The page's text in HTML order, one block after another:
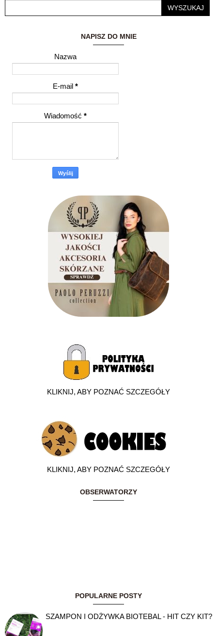
NAPISZ DO MNIE
Nazwa
E-mail *
Wiadomość *
KLIKNIJ, ABY POZNAĆ SZCZEGÓŁY
KLIKNIJ, ABY POZNAĆ SZCZEGÓŁY
OBSERWATORZY
POPULARNE POSTY
SZAMPON I ODŻYWKA BIOTEBAL - HIT CZY KIT?